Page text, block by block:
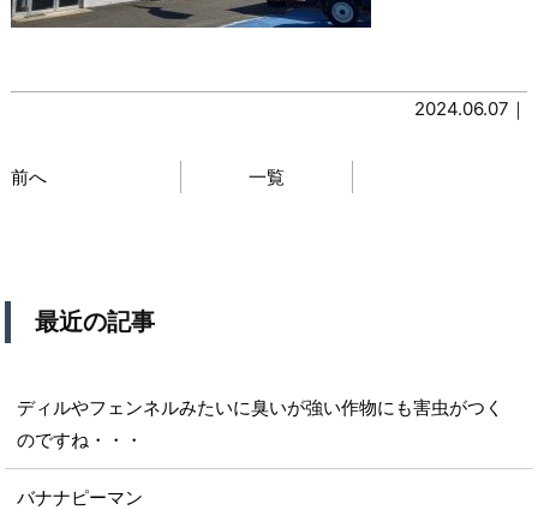
2024.06.07｜
前へ 一覧
最近の記事
ディルやフェンネルみたいに臭いが強い作物にも害虫がつく
のですね・・・
バナナピーマン